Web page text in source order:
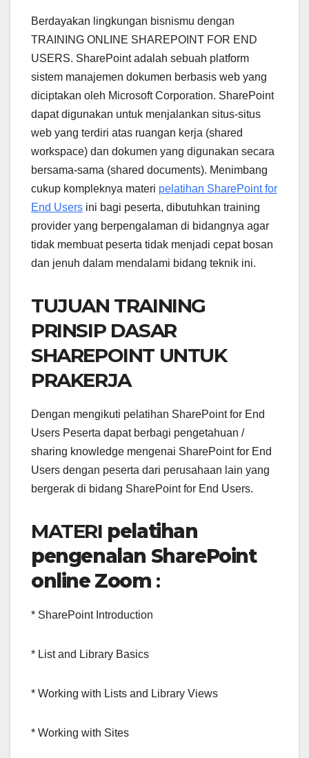
Berdayakan lingkungan bisnismu dengan
TRAINING ONLINE SHAREPOINT FOR END
USERS. SharePoint adalah sebuah platform
sistem manajemen dokumen berbasis web yang
diciptakan oleh Microsoft Corporation. SharePoint
dapat digunakan untuk menjalankan situs-situs
web yang terdiri atas ruangan kerja (shared
workspace) dan dokumen yang digunakan secara
bersama-sama (shared documents). Menimbang
cukup kompleknya materi pelatihan SharePoint for
End Users ini bagi peserta, dibutuhkan training
provider yang berpengalaman di bidangnya agar
tidak membuat peserta tidak menjadi cepat bosan
dan jenuh dalam mendalami bidang teknik ini.
TUJUAN TRAINING
PRINSIP DASAR
SHAREPOINT UNTUK
PRAKERJA
Dengan mengikuti pelatihan SharePoint for End
Users Peserta dapat berbagi pengetahuan /
sharing knowledge mengenai SharePoint for End
Users dengan peserta dari perusahaan lain yang
bergerak di bidang SharePoint for End Users.
MATERI pelatihan
pengenalan SharePoint
online Zoom :
* SharePoint Introduction
* List and Library Basics
* Working with Lists and Library Views
* Working with Sites